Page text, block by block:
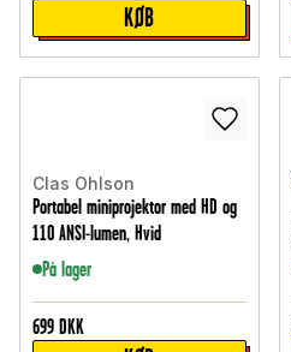
KØB
Clas Ohlson
Portabel miniprojektor med HD og
110 ANSI-lumen, Hvid
På lager
699 DKK